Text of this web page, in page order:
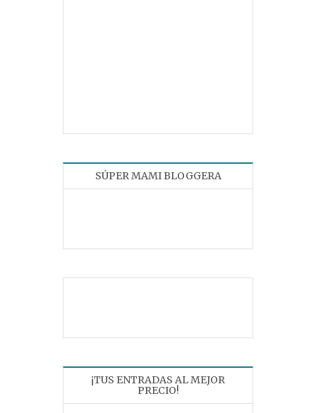
SÚPER MAMI BLOGGERA
¡TUS ENTRADAS AL MEJOR
PRECIO!